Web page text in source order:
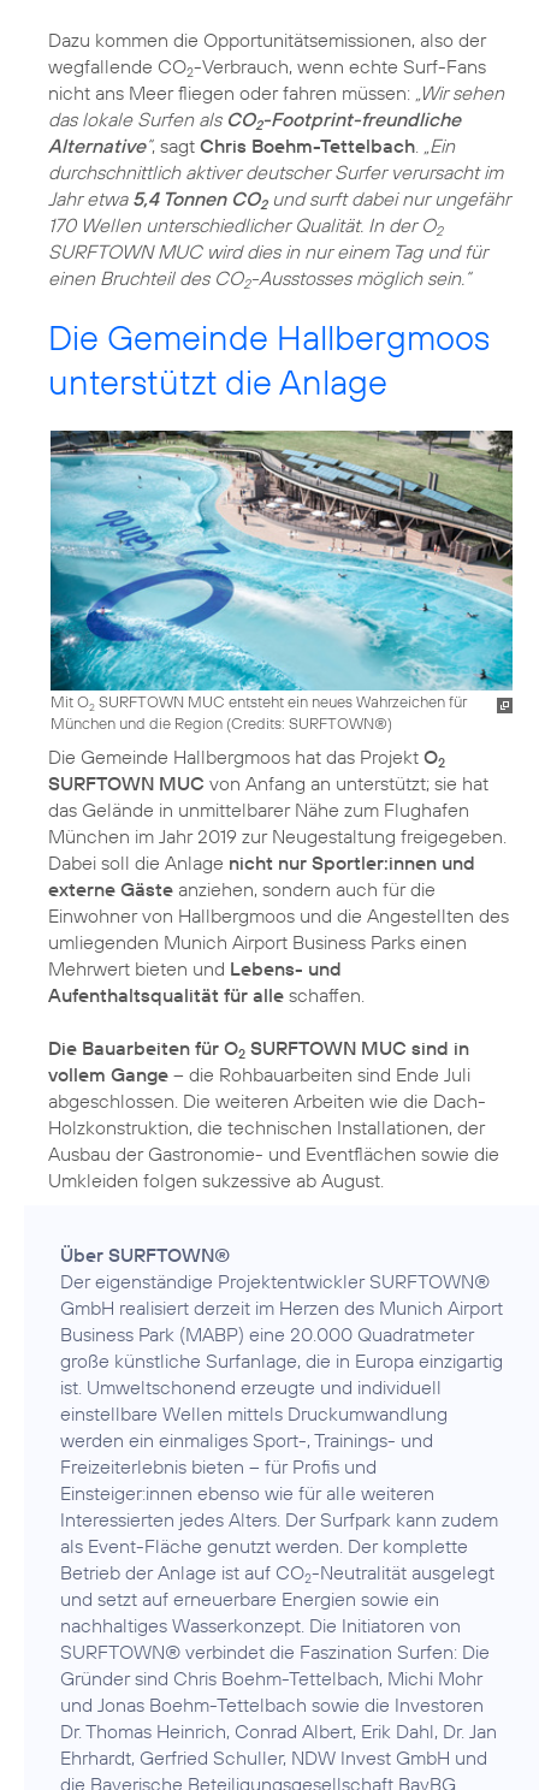
Dazu kommen die Opportunitätsemissionen, also der
wegfallende CO2-Verbrauch, wenn echte Surf-Fans
nicht ans Meer fliegen oder fahren müssen: „Wir sehen
das lokale Surfen als CO2-Footprint-freundliche
Alternative“, sagt Chris Boehm-Tettelbach
„Ein
durchschnittlich aktiver deutscher Surfer verursacht im
Jahr etwa 5,4 Tonnen CO2und surft dabei nur ungefähr
170 Wellen unterschiedlicher Qualität. In der O2
SURFTOWN MUC wird dies in nur einem Tag und für
einen Bruchteil des CO2-Ausstosses möglich sein.“
Die Gemeinde Hallbergmoos
unterstützt die Anlage
Mit O2 SURFTOWN MUC entsteht ein neues Wahrzeichen für
München und die Region (Credits: SURFTOWN®)
Die Gemeinde Hallbergmoos hat das Projekt O2
SURFTOWN MUC von Anfang an unterstützt; sie hat
das Gelände in unmittelbarer Nähe zum Flughafen
München im Jahr 2019 zur Neugestaltung freigegeben.
Dabei soll die Anlage nicht nur Sportler:innen und
externe Gäste anziehen, sondern auch für die
Einwohner von Hallbergmoos und die Angestellten des
umliegenden Munich Airport Business Parks einen
Mehrwert bieten und Lebens- und
Aufenthaltsqualität für alle schaffen.
Die Bauarbeiten für O2 SURFTOWN MUC sind in
vollem Gange – die Rohbauarbeiten sind Ende Juli
abgeschlossen. Die weiteren Arbeiten wie die Dach-
Holzkonstruktion, die technischen Installationen, der
Ausbau der Gastronomie- und Eventflächen sowie die
Umkleiden folgen sukzessive ab August.
Über SURFTOWN®
Der eigenständige Projektentwickler SURFTOWN®
GmbH realisiert derzeit im Herzen des Munich Airport
Business Park (MABP) eine 20.000 Quadratmeter
große künstliche Surfanlage, die in Europa einzigartig
ist. Umweltschonend erzeugte und individuell
einstellbare Wellen mittels Druckumwandlung
werden ein einmaliges Sport-, Trainings- und
Freizeiterlebnis bieten – für Profis und
Einsteiger:innen ebenso wie für alle weiteren
Interessierten jedes Alters. Der Surfpark kann zudem
als Event-Fläche genutzt werden. Der komplette
Betrieb der Anlage ist auf CO2-Neutralität ausgelegt
und setzt auf erneuerbare Energien sowie ein
nachhaltiges Wasserkonzept. Die Initiatoren von
SURFTOWN® verbindet die Faszination Surfen: Die
Gründer sind Chris Boehm-Tettelbach, Michi Mohr
und Jonas Boehm-Tettelbach sowie die Investoren
Dr. Thomas Heinrich, Conrad Albert, Erik Dahl, Dr. Jan
Ehrhardt, Gerfried Schuller, NDW Invest GmbH und
die Bayerische Beteiligungsgesellschaft BayBG.